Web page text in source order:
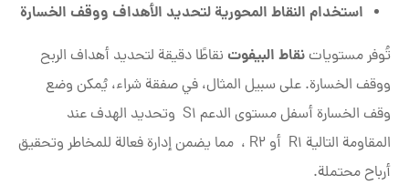
استخدام النقاط المحورية لتحديد الأهداف ووقف الخسارة
تُوفر مستوياتنقاط البيفوت نقاطًا دقيقة لتحديد أهداف الربح
ووقف الخسارة. على سبيل المثال، في صفقة شراء، يُمكن وضع
وقف الخسارة أسفل مستوى الدعم S1 وتحديد الهدف عند
المقاومة التالية R1 أو R2 ، مما يضمن إدارة فعالة للمخاطر وتحقيق
أرباح محتملة.